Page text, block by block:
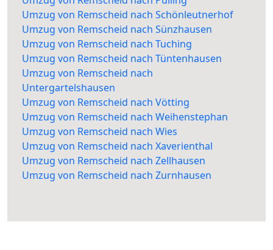
Umzug von Remscheid nach Schönleutnerhof
Umzug von Remscheid nach Sünzhausen
Umzug von Remscheid nach Tuching
Umzug von Remscheid nach Tüntenhausen
Umzug von Remscheid nach
Untergartelshausen
Umzug von Remscheid nach Vötting
Umzug von Remscheid nach Weihenstephan
Umzug von Remscheid nach Wies
Umzug von Remscheid nach Xaverienthal
Umzug von Remscheid nach Zellhausen
Umzug von Remscheid nach Zurnhausen